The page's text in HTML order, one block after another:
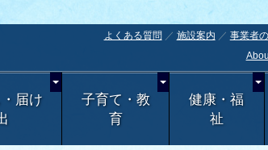
よくある質問 施設案内 事業者
届け
子育て・教
育
健康・福
祉